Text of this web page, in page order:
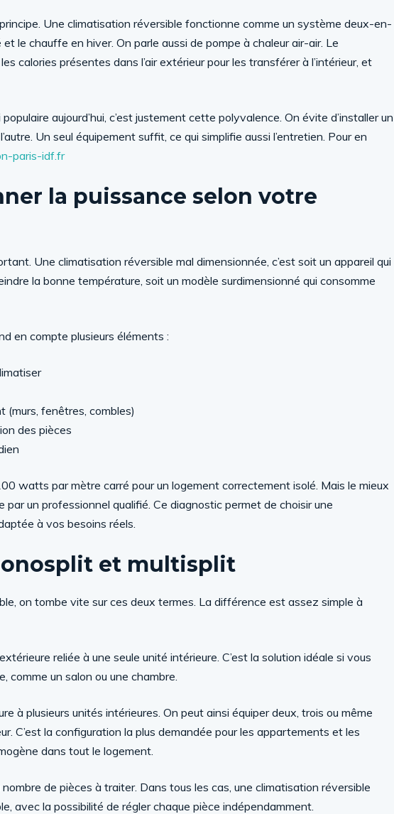
Une climatisation réversible fonctionne comme un système deux-en-
le chauffe en hiver. On parle aussi de pompe à chaleur air-air. Le
calories présentes dans l’air extérieur pour les transférer à l’intérieur, et
aujourd’hui, c’est justement cette polyvalence. On évite d’installer un
Un seul équipement suffit, ce qui simplifie aussi l’entretien. Pour en
paris-idf.fr
la puissance selon votre
Une climatisation réversible mal dimensionnée, c’est soit un appareil qui
la bonne température, soit un modèle surdimensionné qui consomme
en compte plusieurs éléments :
(murs, fenêtres, combles)
des pièces
watts par mètre carré pour un logement correctement isolé. Mais le mieux
par un professionnel qualifié. Ce diagnostic permet de choisir une
à vos besoins réels.
et multisplit
on tombe vite sur ces deux termes. La différence est assez simple à
reliée à une seule unité intérieure. C’est la solution idéale si vous
comme un salon ou une chambre.
à plusieurs unités intérieures. On peut ainsi équiper deux, trois ou même
C’est la configuration la plus demandée pour les appartements et les
dans tout le logement.
de pièces à traiter. Dans tous les cas, une climatisation réversible
avec la possibilité de régler chaque pièce indépendamment.